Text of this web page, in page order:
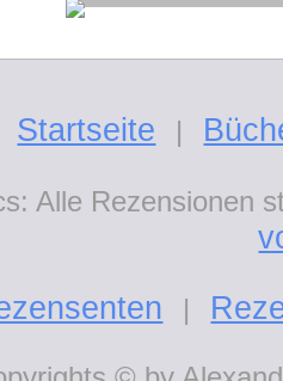
Startseite |
Alle Rezensionen
|